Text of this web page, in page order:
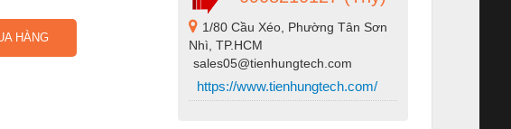
HÀNG
1/80 Cầu Xéo, Phường Tân Sơn
Nhì, TP.HCM
sales05@tienhungtech.com
https://www.tienhungtech.com/